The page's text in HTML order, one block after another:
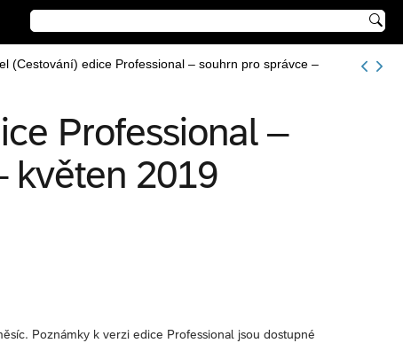

(Cestování) edice Professional – souhrn pro správce –
Professional –
květen 2019
Poznámky k verzi edice Professional jsou dostupné